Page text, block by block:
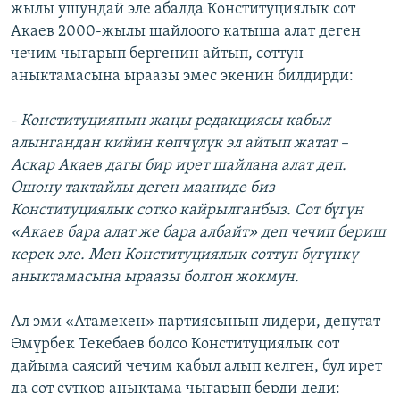
жылы ушундай эле абалда Конституциялык сот
Акаев 2000-жылы шайлоого катыша алат деген
чечим чыгарып бергенин айтып, соттун
аныктамасына ыраазы эмес экенин билдирди:
- Конституциянын жаңы редакциясы кабыл
алынгандан кийин көпчүлүк эл айтып жатат –
Аскар Акаев дагы бир ирет шайлана алат деп.
Ошону тактайлы деген мааниде биз
Конституциялык сотко кайрылганбыз. Сот бүгүн
«Акаев бара алат же бара албайт» деп чечип бериш
керек эле. Мен Конституциялык соттун бүгүнкү
аныктамасына ыраазы болгон жокмун.
Ал эми «Атамекен» партиясынын лидери, депутат
Өмүрбек Текебаев болсо Конституциялык сот
дайыма саясий чечим кабыл алып келген, бул ирет
да сот сүткор аныктама чыгарып берди деди: